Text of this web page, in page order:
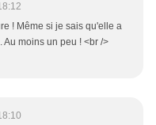
! Même si je sais qu'elle a
Au moins un peu ! <br />